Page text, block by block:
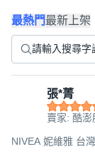
最熱門最新上架
張*菁
賣家: 酷澎
NIVEA 妮維雅 台